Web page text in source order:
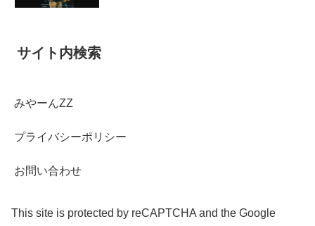
サイト内検索
みやーんZZ
プライバシーポリシー
お問い合わせ
This site is protected by reCAPTCHA and the Google